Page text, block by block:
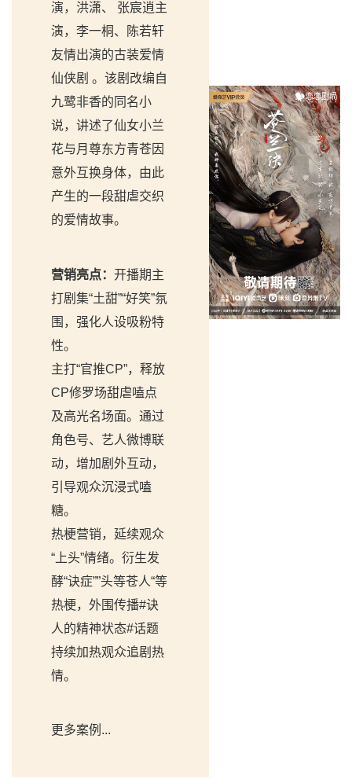
演，洪潇、 张宸逍主
演，李一桐、陈若轩
友情出演的古装爱情
仙侠剧 。该剧改编自
九鹭非香的同名小
说，讲述了仙女小兰
花与月尊东方青苍因
意外互换身体，由此
产生的一段甜虐交织
的爱情故事。
营销亮点： 开播期主
打剧集“土甜”“好笑”氛
围，强化人设吸粉特
性。
主打“官推CP”，释放
CP修罗场甜虐嗑点
及高光名场面。通过
角色号、艺人微博联
动，增加剧外互动，
引导观众沉浸式嗑
糖。
热梗营销，延续观众
“上头”情绪。衍生发
酵“诀症””头等苍人“等
热梗，外围传播#诀
人的精神状态#话题
持续加热观众追剧热
情。
更多案例...